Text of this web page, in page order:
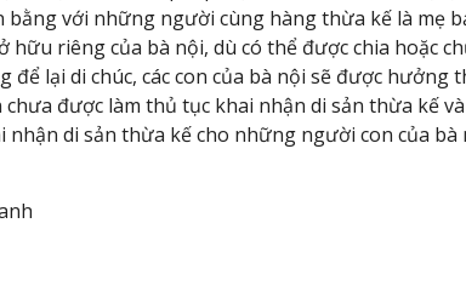
với những người cùng hàng thừa kế là mẹ
hữu riêng của bà nội, dù có thể được chia hoặc
để lại di chúc, các con của bà nội sẽ được
được làm thủ tục khai nhận di sản thừa kế
di sản thừa kế cho những người con của